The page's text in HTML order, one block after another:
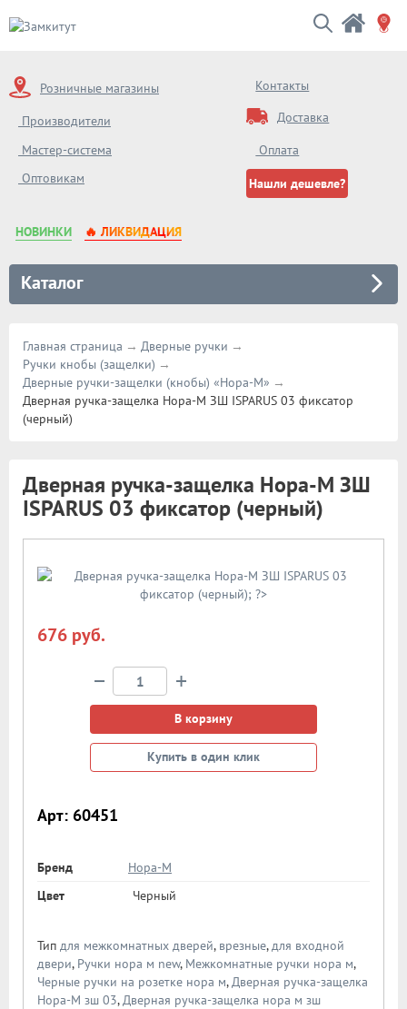
Розничные магазины
Производители
Мастер-система
Оптовикам
Контакты
Доставка
Оплата
Нашли дешевле?
НОВИНКИ 🔥 ЛИКВИДАЦИЯ
Каталог
Главная страница
Дверные ручки
Ручки кнобы (защелки)
Дверные ручки-защелки (кнобы) «Нора-М»
Дверная ручка-защелка Нора-М ЗШ ISPARUS 03 фиксатор
(черный)
Дверная ручка-защелка Нора-М ЗШ
ISPARUS 03 фиксатор (черный)
676 руб.
− +
В корзину
Купить в один клик
Арт: 60451
Бренд
Нора-М
Цвет
Черный
Тип для межкомнатных дверей, врезные,для входной
двери, Ручки нора м new, Межкомнатные ручки нора м,
Черные ручки на розетке нора м,Дверная ручка-защелка
Нора-М зш 03,Дверная ручка-защелка нора м зш